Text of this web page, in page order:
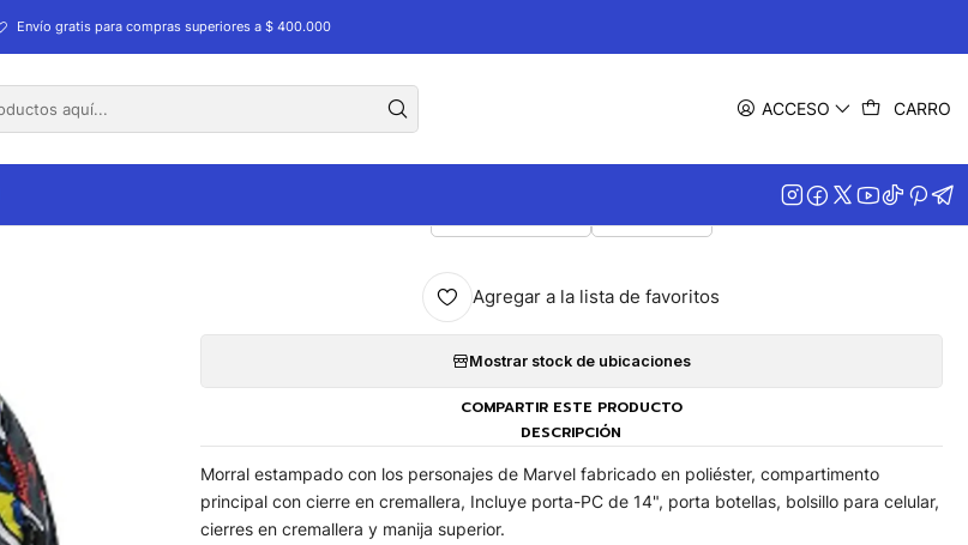
ACCESO CARRO
Envío gratis para compras superiores a $ 400.000
Morral Marvel M
Agregar a la lista de favoritos
Mostrar stock de ubicaciones
COMPARTIR ESTE PRODUCTO
DESCRIPCIÓN
Morral estampado con los personajes de Marvel fabricado en poliéster, compartimento
principal con cierre en cremallera, Incluye porta-PC de 14", porta botellas, bolsillo para celular,
cierres en cremallera y manija superior.